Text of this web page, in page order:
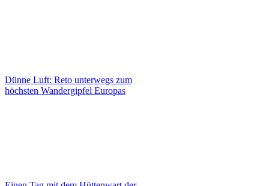
Dünne Luft: Reto unterwegs zum
höchsten Wandergipfel Europas